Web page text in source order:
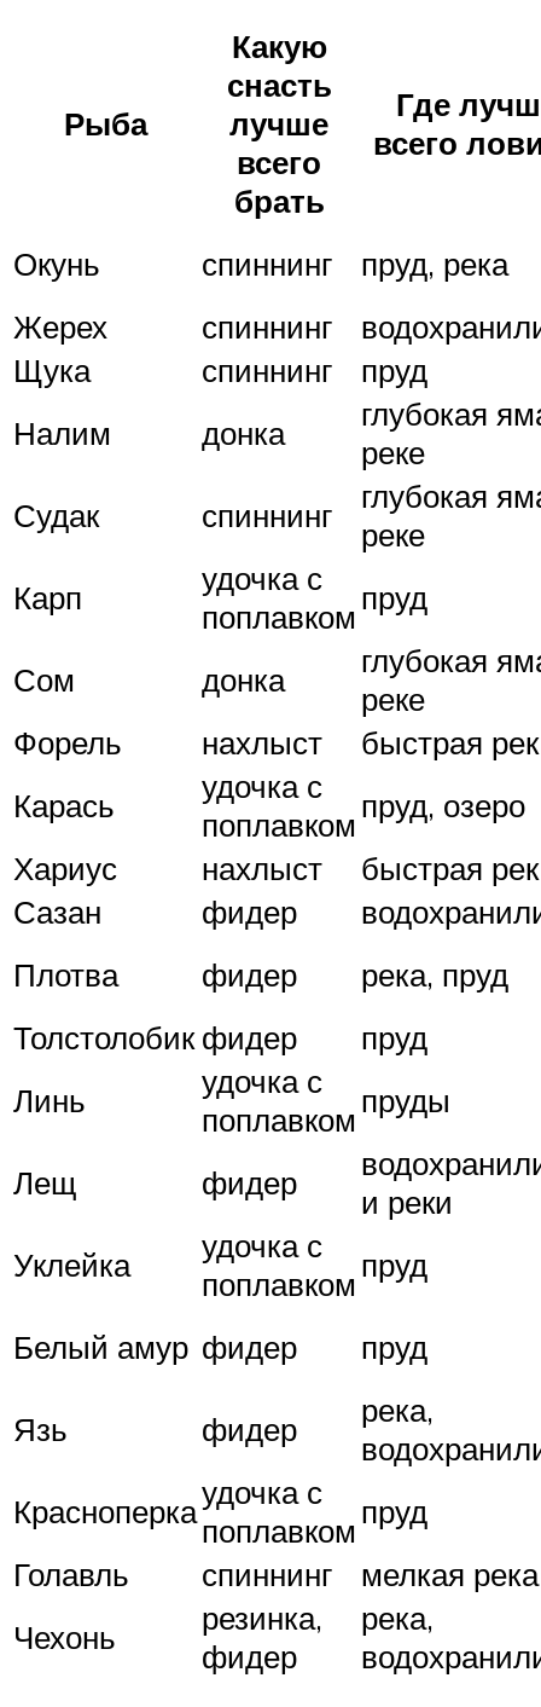
Рыба
Какую
снасть
лучше
всего
брать
Где
всего
Окунь спиннинг
пруд, река
Жерех
спиннинг
Щука
спиннинг
пруд
Налим
донка
глубокая
реке
Судак
спиннинг
глубокая
реке
Карп
удочка с
поплавком пруд
Сом донка
глубокая
реке
Форель
нахлыст
быстрая
Карась
удочка с
поплавком пруд, озеро
Хариус
нахлыст
быстрая
Сазан
фидер
Плотва
фидер
река, пруд
Толстолобик фидер
пруд
Линь
удочка с
поплавком пруды
Лещ фидер
и реки
Уклейка
удочка с
поплавком пруд
Белый амур фидер пруд
Язь фидер
река,
Красноперкаудочка с
поплавком пруд
Голавль
спиннинг
мелкая река
Чехонь
резинка,
фидер
река,